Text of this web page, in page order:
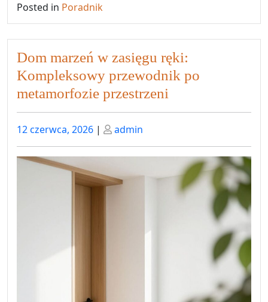
Posted in Poradnik
Dom marzeń w zasięgu ręki:
Kompleksowy przewodnik po
metamorfozie przestrzeni
Posted
on
12 czerwca, 2026 | Posted
on
admin